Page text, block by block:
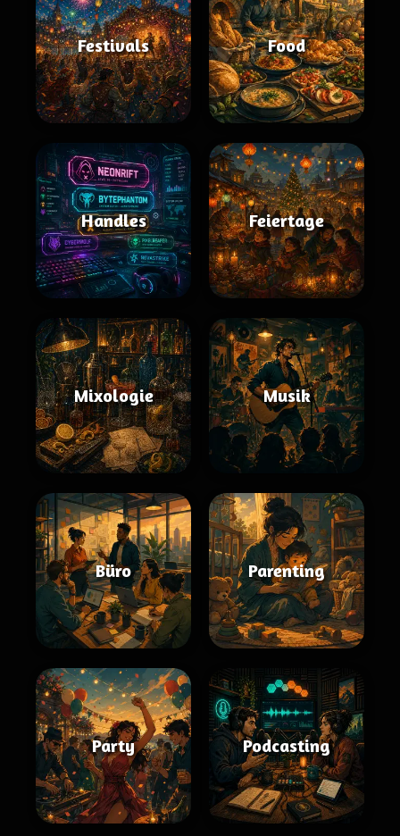
Festivals Food
Handles Feiertage
Mixologie Musik
Büro Parenting
Party Podcasting